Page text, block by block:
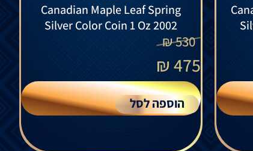
Canadian Maple Leaf Spring
Silver Color Coin 1 Oz 2002
530
₪
475
₪
הוספה לסל